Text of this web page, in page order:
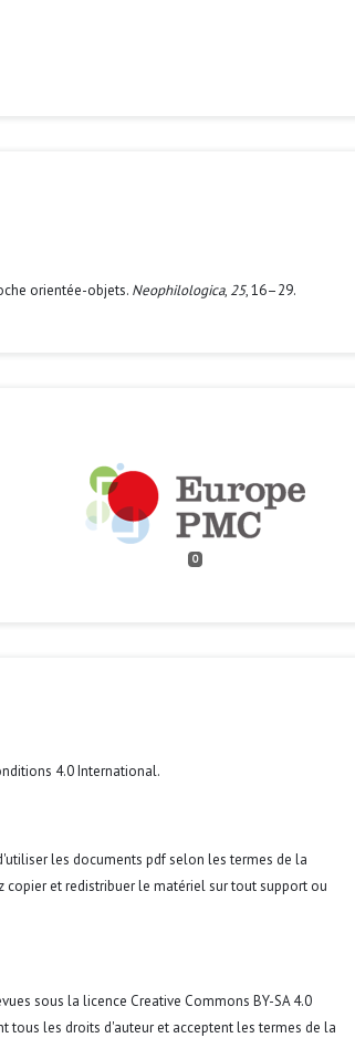
orientée-objets. Neophilologica, 25, 16–29.
0
4.0 International.
les documents pdf selon les termes de la
copier et redistribuer le matériel sur tout support ou
sous la licence Creative Commons BY-SA 4.0
les droits d'auteur et acceptent les termes de la